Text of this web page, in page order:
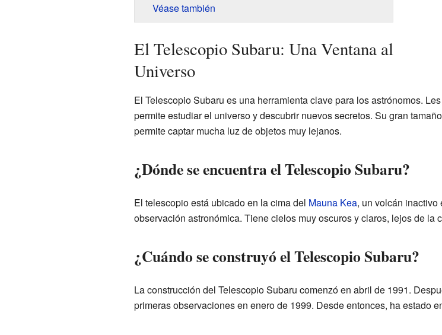
Véase también
El Telescopio Subaru: Una Ventana al
Universo
El Telescopio Subaru es una herramienta clave para los astrónomos. Les
permite estudiar el universo y descubrir nuevos secretos. Su gran
permite captar mucha luz de objetos muy lejanos.
¿Dónde se encuentra el Telescopio Subaru?
El telescopio está ubicado en la cima del Mauna Kea, un volcán inactivo
observación astronómica. Tiene cielos muy oscuros y claros, lejos de la
¿Cuándo se construyó el Telescopio Subaru?
La construcción del Telescopio Subaru comenzó en abril de 1991.
primeras observaciones en enero de 1999. Desde entonces, ha estado